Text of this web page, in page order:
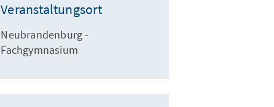
Veranstaltungsort
Neubrandenburg -
Fachgymnasium